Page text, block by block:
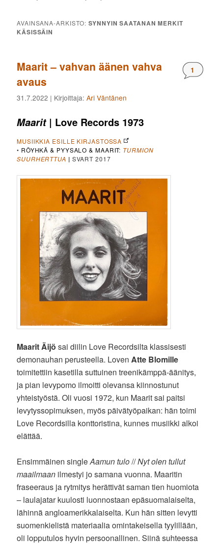
AVAINSANA-ARKISTO:SYNNYIN SAATANAN MERKIT
KÄSISSÄIN
Maarit – vahvan äänen vahva
avaus
1
31.7.2022 | Kirjoittaja:Ari Väntänen
Maarit| Love Records 1973
MUSIIKKIA ESILLE KIRJASTOSSA
• RÖYHKÄ & PYYSALO & MAARIT: TURMION
SUURHERTTUA | SVART 2017
Maarit Äijö sai diilin Love Recordsilta klassisesti
demonauhan perusteella. Loven Atte Blomille
toimitettiin kasetilla suttuinen treenikämppä-äänitys,
ja pian levypomo ilmoitti olevansa kiinnostunut
yhteistyöstä. Oli vuosi 1972, kun Maarit sai paitsi
levytyssopimuksen, myös päivätyöpaikan: hän toimi
Love Recordsilla konttoristina, kunnes musiikki alkoi
elättää.
Ensimmäinen singleAamun tulo//Nyt olen tullut
maailmaan ilmestyi jo samana vuonna. Maaritin
fraseeraus ja rytmitys herättivät saman tien huomiota
– laulajatar kuulosti luonnostaan epäsuomalaiselta,
lähinnä angloamerikkalaiselta. Kun hän sitten levytti
suomenkielistä materiaalia omintakeisella tyylillään,
oli lopputulos hyvin persoonallinen. Siinä suhteessa